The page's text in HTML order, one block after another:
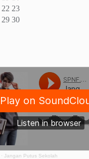
22 23
29 30
· Jangan Putus Sekolah